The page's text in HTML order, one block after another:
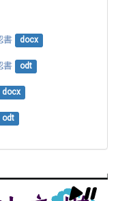
書 docx
書 odt
docx
odt